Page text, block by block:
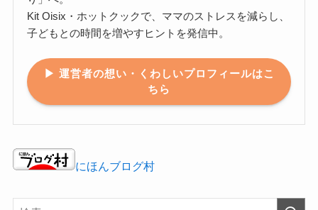
Kit Oisix・ホットクックで、ママのストレスを減らし、
子どもとの時間を増やすヒントを発信中。
▶ 運営者の想い・くわしいプロフィールはこ
ちら
にほんブログ村